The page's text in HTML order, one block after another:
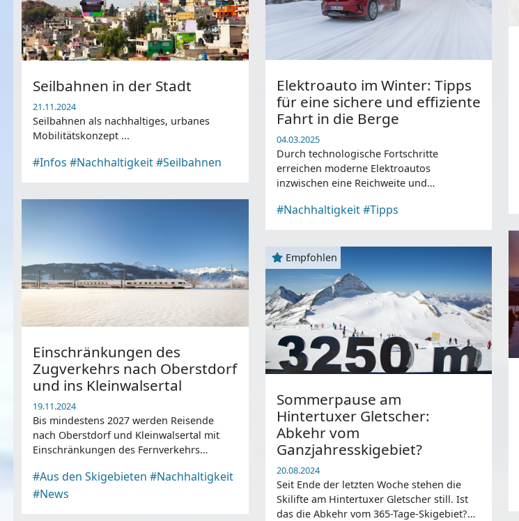
Elektroauto im Winter: Tipps
für eine sichere und effiziente
Fahrt in die Berge
04.03.2025
Durch technologische Fortschritte
erreichen moderne Elektroautos
inzwischen eine Reichweite und
Winterreisende interessant macht ...
#Nachhaltigkeit#Tipps
Seilbahnen in der Stadt
21.11.2024
Seilbahnen als nachhaltiges, urbanes
Mobilitätskonzept ...
#Infos #Nachhaltigkeit#Seilbahnen
Einschränkungen des
Zugverkehrs nach Oberstdorf
und ins Kleinwalsertal
19.11.2024
Bis mindestens 2027 werden Reisende
nach Oberstdorf und Kleinwalsertal mit
Einschränkungen des Fernverkehrs
#Aus den Skigebieten #Nachhaltigkeit
#News
Empfohlen
Sommerpause am
Hintertuxer Gletscher:
Abkehr vom
Ganzjahresskigebiet?
20.08.2024
Seit Ende der letzten Woche stehen die
Skilifte am Hintertuxer Gletscher still. Ist
das die Abkehr vom 365-Tage-Skigebiet?